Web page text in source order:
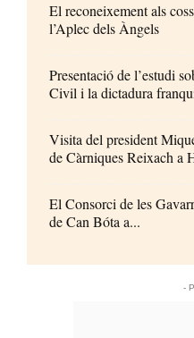
El reconeixement als
l’Aplec dels Àngels
Presentació de l’estudi
Civil i la dictadura
Visita del president
de Càrniques Reixach a
El Consorci de les
de Can Bóta a...
-